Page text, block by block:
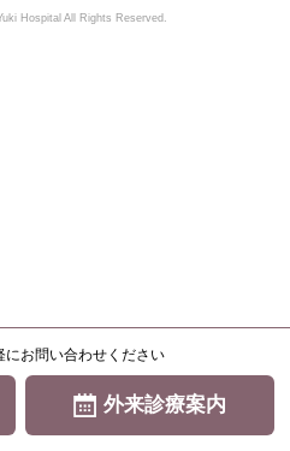
Hospital All Rights Reserved.
にお問い合わせください
外来診療案内